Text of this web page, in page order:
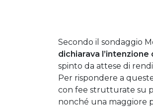
Secondo il sondaggio
dichiarava
spinto da attese di
Per rispondere a
con fee strutturate su
nonché una maggiore